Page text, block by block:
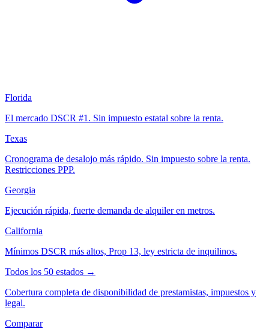
Florida
El mercado DSCR #1. Sin impuesto estatal sobre la renta.
Texas
Cronograma de desalojo más rápido. Sin impuesto sobre la renta.
Restricciones PPP.
Georgia
Ejecución rápida, fuerte demanda de alquiler en metros.
California
Mínimos DSCR más altos, Prop 13, ley estricta de inquilinos.
Todos los 50 estados →
Cobertura completa de disponibilidad de prestamistas, impuestos y
legal.
Comparar